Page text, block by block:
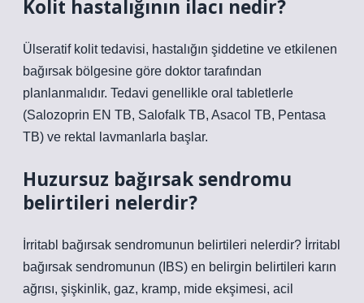
Kolit hastalığının ilacı nedir?
Ülseratif kolit tedavisi, hastalığın şiddetine ve etkilenen
bağırsak bölgesine göre doktor tarafından
planlanmalıdır. Tedavi genellikle oral tabletlerle
(Salozoprin EN TB, Salofalk TB, Asacol TB, Pentasa
TB) ve rektal lavmanlarla başlar.
Huzursuz bağırsak sendromu
belirtileri nelerdir?
İrritabl bağırsak sendromunun belirtileri nelerdir? İrritabl
bağırsak sendromunun (IBS) en belirgin belirtileri karın
ağrısı, şişkinlik, gaz, kramp, mide ekşimesi, acil